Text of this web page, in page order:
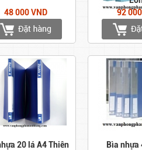
48 000 VND
92
20 lá A4 Thiên
Bìa nhựa